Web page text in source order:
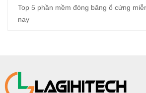
Top 5 phần mềm đóng băng ổ cứng
nay